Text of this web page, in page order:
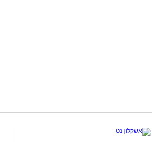
המשטרה.
החקירה נמשכת.